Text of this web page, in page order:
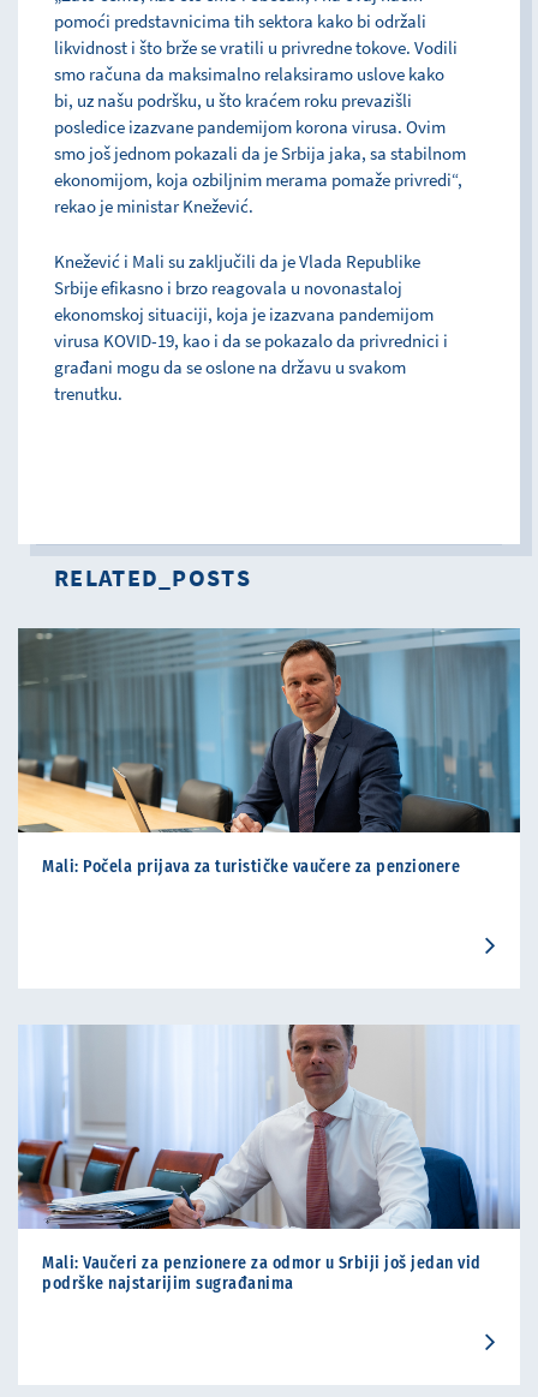
pomoći predstavnicima tih sektora kako bi održali
likvidnost i što brže se vratili u privredne tokove. Vodili
smo računa da maksimalno relaksiramo uslove kako
bi, uz našu podršku, u što kraćem roku prevazišli
posledice izazvane pandemijom korona virusa. Ovim
smo još jednom pokazali da je Srbija jaka, sa stabilnom
ekonomijom, koja ozbiljnim merama pomaže privredi“,
rekao je ministar Knežević.
Knežević i Mali su zaključili da je Vlada Republike
Srbije efikasno i brzo reagovala u novonastaloj
ekonomskoj situaciji, koja je izazvana pandemijom
virusa KOVID-19, kao i da se pokazalo da privrednici i
građani mogu da se oslone na državu u svakom
trenutku.
RELATED_POSTS
Mali: Počela prijava za turističke vaučere za penzionere
Mali: Vaučeri za penzionere za odmor u Srbiji još jedan vid
podrške najstarijim sugrađanima